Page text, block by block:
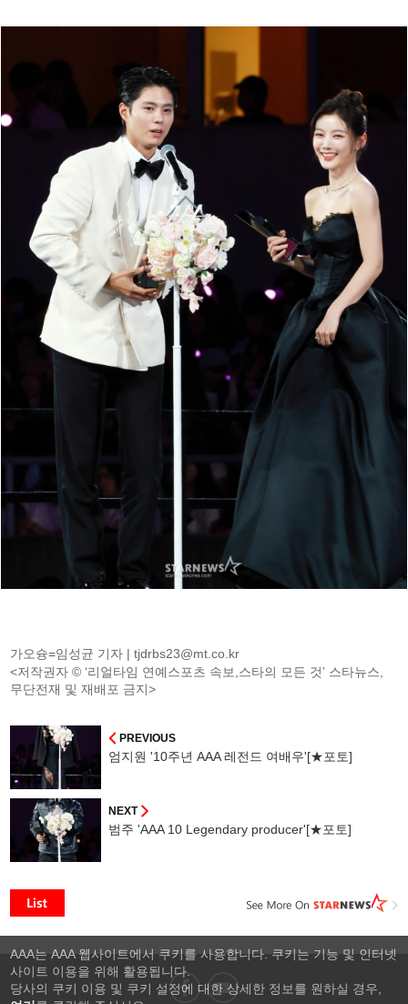
가오슝=임성균 기자 |tjdrbs23@mt.co.kr
<저작권자 © ‘리얼타임 연예스포츠 속보,스타의 모든 것’ 스타뉴스,
무단전재 및 재배포 금지>
PREVIOUS
엄지원 '10주년 AAA 레전드 여배우'[★포토]
NEXT
범주 'AAA 10 Legendary producer'[★포토]
AAA는 AAA 웹사이트에서 쿠키를 사용합니다. 쿠키는 기능 및 인터넷
사이트 이용을 위해 활용됩니다.
당사의 쿠키 이용 및 쿠키 설정에 대한 상세한 정보를 원하실 경우,